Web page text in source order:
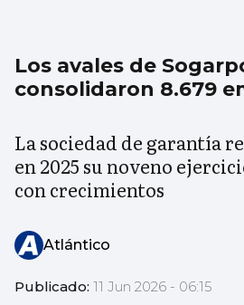
Los avales de
consolidaron 8.679
La sociedad de garantía
en 2025 su noveno
con crecimientos
Atlántico
Publicado: 11 Jun 2026 - 06:15